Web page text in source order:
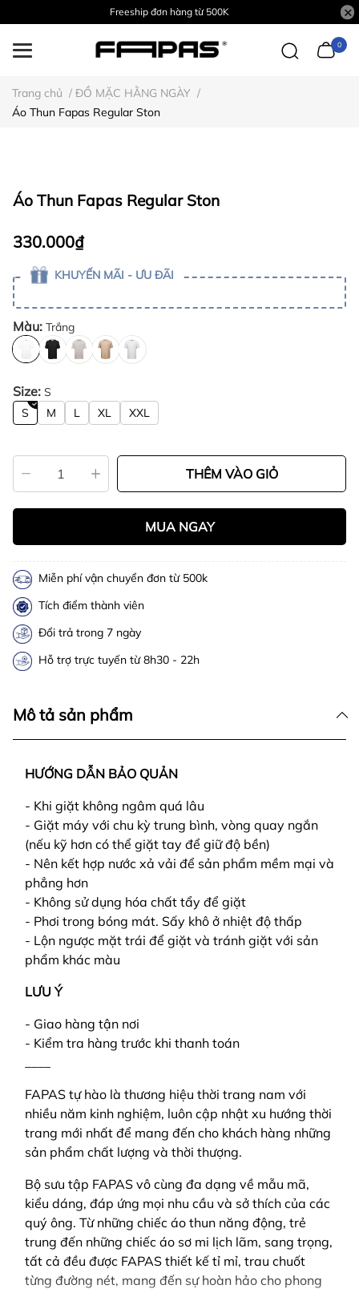
Freeship đơn hàng từ 500K
0
Trang chủ / ĐỒ MẶC HẰNG NGÀY /
Áo Thun Fapas Regular Ston
Áo Thun Fapas Regular Ston
330.000₫
KHUYẾN MÃI - ƯU ĐÃI
Màu: Trắng
Size: S
S
M L XL XXL
THÊM VÀO GIỎ
MUA NGAY
Miễn phí vận chuyển đơn từ 500k
Tích điểm thành viên
Đổi trả trong 7 ngày
Hỗ trợ trực tuyến từ 8h30 - 22h
Mô tả sản phẩm
HƯỚNG DẪN BẢO QUẢN
- Khi giặt không ngâm quá lâu
- Giặt máy với chu kỳ trung bình, vòng quay ngắn
(nếu kỹ hơn có thể giặt tay để giữ độ bền)
- Nên kết hợp nước xả vải để sản phẩm mềm mại và
phẳng hơn
- Không sử dụng hóa chất tẩy để giặt
- Phơi trong bóng mát. Sấy khô ở nhiệt độ thấp
- Lộn ngược mặt trái để giặt và tránh giặt với sản
phẩm khác màu
LƯU Ý
- Giao hàng tận nơi
- Kiểm tra hàng trước khi thanh toán
FAPAS tự hào là thương hiệu thời trang nam với
nhiều năm kinh nghiệm, luôn cập nhật xu hướng thời
trang mới nhất để mang đến cho khách hàng những
sản phẩm chất lượng và thời thượng.
Bộ sưu tập FAPAS vô cùng đa dạng về mẫu mã,
kiểu dáng, đáp ứng mọi nhu cầu và sở thích của các
quý ông. Từ những chiếc áo thun năng động, trẻ
trung đến những chiếc áo sơ mi lịch lãm, sang trọng,
tất cả đều được FAPAS thiết kế tỉ mỉ, trau chuốt
từng đường nét, mang đến sự hoàn hảo cho phong